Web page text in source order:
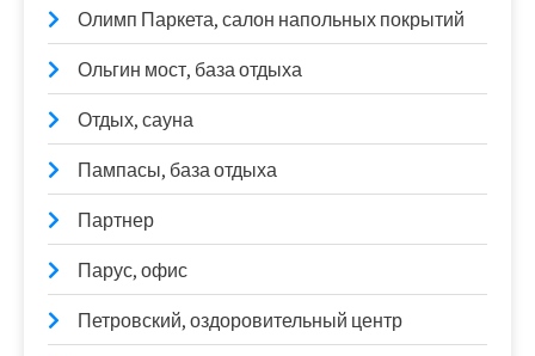
Олимп Паркета, салон напольных покрытий
Ольгин мост, база отдыха
Отдых, сауна
Пампасы, база отдыха
Партнер
Парус, офис
Петровский, оздоровительный центр